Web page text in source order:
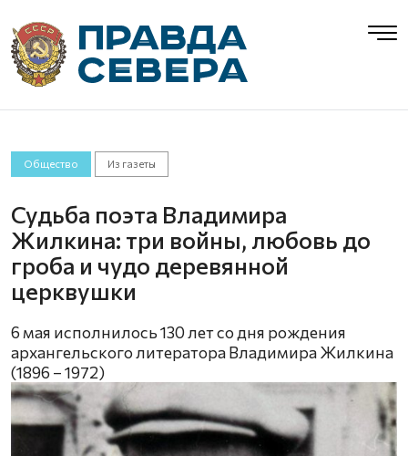
Общество Из газеты
Судьба поэта Владимира
Жилкина: три войны, любовь до
гроба и чудо деревянной
церквушки
6 мая исполнилось 130 лет со дня рождения
архангельского литератора Владимира Жилкина
(1896 – 1972)